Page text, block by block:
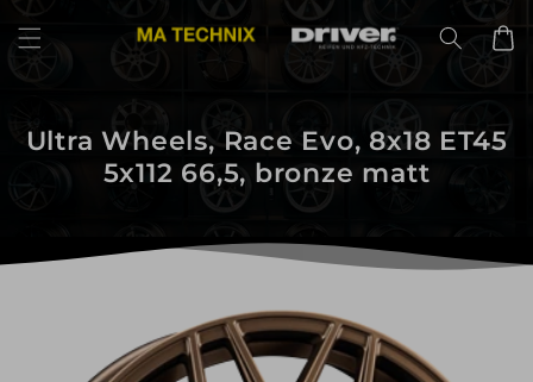
zum
Inhalt
Ultra Wheels, Race Evo, 8x18 ET45
5x112 66,5, bronze matt